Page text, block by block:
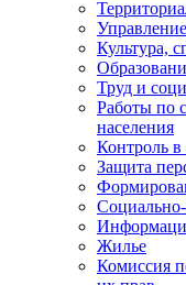
Культура,
Труд и
Работы по
населения
Контроль в
Защита
Социально-
Жилье
Комиссия